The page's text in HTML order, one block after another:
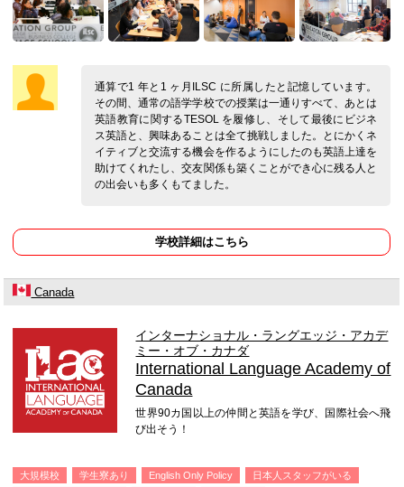
通算で1 年と1 ヶ月ILSC に所属したと記憶しています。
その間、通常の語学学校での授業は一通りすべて、あとは
英語教育に関するTESOL を履修し、そして最後にビジネ
ス英語と、興味あることは全て挑戦しました。とにかくネ
イティブと交流する機会を作るようにしたのも英語上達を
助けてくれたし、交友関係も築くことができ心に残る人と
の出会いも多くもてました。
学校詳細はこちら
Canada
インターナショナル・ラングエッジ・アカデ
ミー・オブ・カナダ
International Language Academy of
Canada
世界90カ国以上の仲間と英語を学び、国際社会へ飛
び出そう！
大規模校 学生寮あり English Only Policy
日本人スタッフがいる